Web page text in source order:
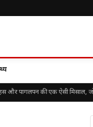
पागलपन की एक ऐसी मिसाल,